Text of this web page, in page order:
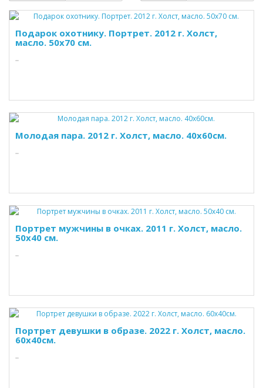
Подарок охотнику. Портрет. 2012 г. Холст,
масло. 50х70 см.
..
Молодая пара. 2012 г. Холст, масло. 40х60см.
..
Портрет мужчины в очках. 2011 г. Холст, масло.
50х40 см.
..
Портрет девушки в образе. 2022 г. Холст, масло.
60х40см.
..